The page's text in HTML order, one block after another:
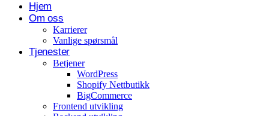
Hjem
Om oss
Karrierer
Vanlige spørsmål
Tjenester
Betjener
WordPress
Shopify Nettbutikk
BigCommerce
Frontend utvikling
Arrangementer og opplevelser